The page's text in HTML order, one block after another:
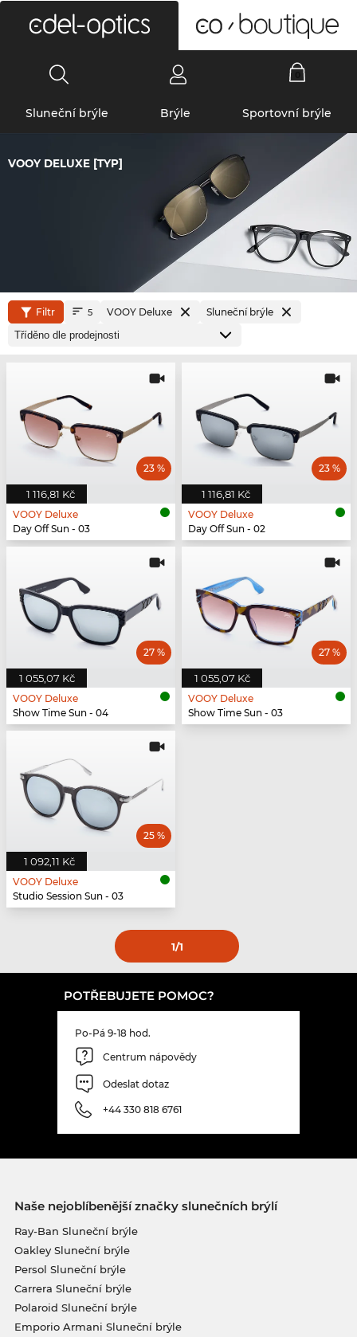
Sluneční brýle Brýle Sportovní brýle
VOOY DELUXE [TYP]
Filtr 5 VOOY Deluxe Sluneční brýle
1 116,81 Kč
23 %
VOOY Deluxe
Day Off Sun - 03
1 116,81 Kč
23 %
VOOY Deluxe
Day Off Sun - 02
1 055,07 Kč
27 %
VOOY Deluxe
Show Time Sun - 04
1 055,07 Kč
27 %
VOOY Deluxe
Show Time Sun - 03
1 092,11 Kč
25 %
VOOY Deluxe
Studio Session Sun - 03
1/1
POTŘEBUJETE POMOC?
Po-Pá 9-18 hod.
Centrum nápovědy
Odeslat dotaz
+44 330 818 6761
Naše nejoblíbenější značky slunečních brýlí
Ray-Ban Sluneční brýle
Oakley Sluneční brýle
Persol Sluneční brýle
Carrera Sluneční brýle
Polaroid Sluneční brýle
Emporio Armani Sluneční brýle